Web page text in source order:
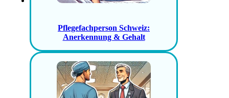
Pflegefachperson Schweiz:
Anerkennung & Gehalt